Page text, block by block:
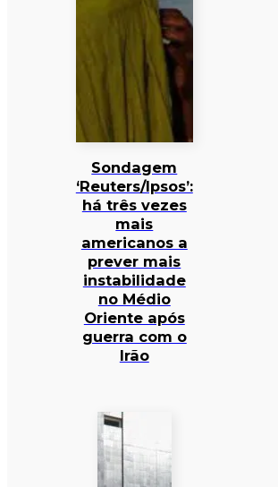
Sondagem
‘Reuters/Ipsos’:
há três vezes
mais
americanos a
prever mais
instabilidade
no Médio
Oriente após
guerra com o
Irão